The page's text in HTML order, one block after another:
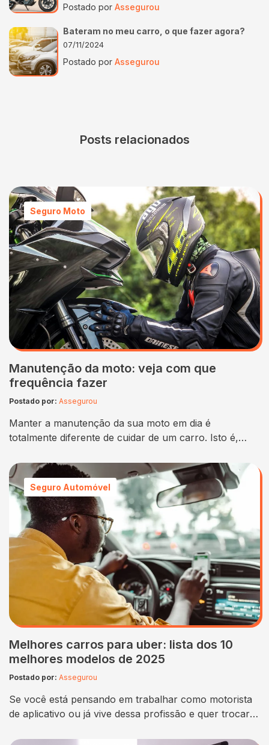
Postado por Assegurou
Bateram no meu carro, o que fazer agora?
07/11/2024
Postado por Assegurou
Posts relacionados
Seguro Moto
Manutenção da moto: veja com que
frequência fazer
Postado por: Assegurou
Manter a manutenção da sua moto em dia é
totalmente diferente de cuidar de um carro. Isto é,
um olhar mais atento em seus componentes. A
segurança é primordial: freios, pneus, corrente e
suspensão precisam de revisões frequentes. Enquanto
carros podem lidar melhor com os solavancos, com…
Seguro Automóvel
Melhores carros para uber: lista dos 10
melhores modelos de 2025
Postado por: Assegurou
Se você está pensando em trabalhar como motorista
de aplicativo ou já vive dessa profissão e quer trocar
extremamente importante. Afinal, o veículo é o seu